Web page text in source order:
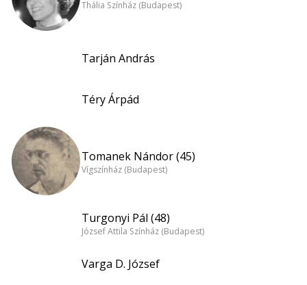
Thália Színház (Budapest)
Tarján András
Téry Árpád
Tomanek Nándor (45)
Vígszínház (Budapest)
Turgonyi Pál (48)
József Attila Színház (Budapest)
Varga D. József